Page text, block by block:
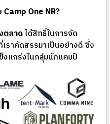
One NR?
ตลาดได้สิทธิ์ในการจัด
ราคัดสรรมาเป็นอย่างดี ซึ่ง
แกร่งในกลุ่มนักแคมป์